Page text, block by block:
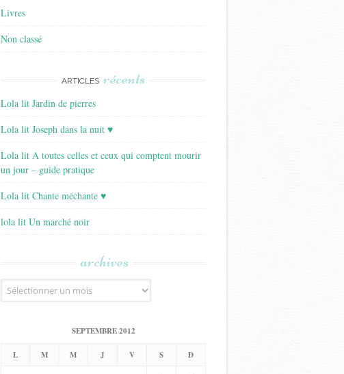
Livres
Non classé
ARTICLES récents
Lola lit Jardin de pierres
Lola lit Joseph dans la nuit ♥
Lola lit A toutes celles et ceux qui comptent mourir
un jour – guide pratique
Lola lit Chante méchante ♥
lola lit Un marché noir
archives
Archives
SEPTEMBRE 2012
L M M J V S D